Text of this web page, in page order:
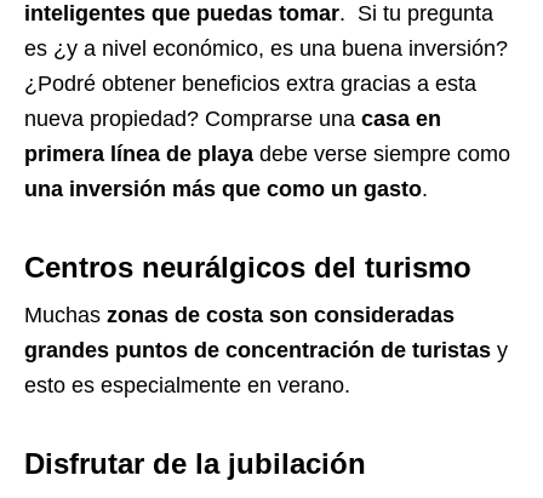
inteligentes que puedas tomar. Si tu pregunta
es ¿y a nivel económico, es una buena inversión?
¿Podré obtener beneficios extra gracias a esta
nueva propiedad? Comprarse una casa en
primera línea de playa debe verse siempre como
una inversión más que como un gasto.
Centros neurálgicos del turismo
Muchas zonas de costa son consideradas
grandes puntos de concentración de turistas y
esto es especialmente en verano.
Disfrutar de la jubilación